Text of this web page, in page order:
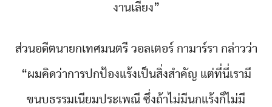
งานเลี้ยง”
ส่วนอดีตนายกเทศมนตรี วอลเตอร์ กามาร์รา กล่าวว่า
“ผมคิดว่าการปกป้องแร้งเป็นสิ่งสำคัญ แต่ที่นี่เรามี
ขนบธรรมเนียมประเพณี ซึ่งถ้าไม่มีนกแร้งก็ไม่มี